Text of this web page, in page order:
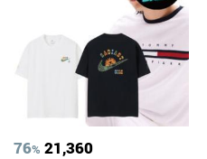
76% 21,360